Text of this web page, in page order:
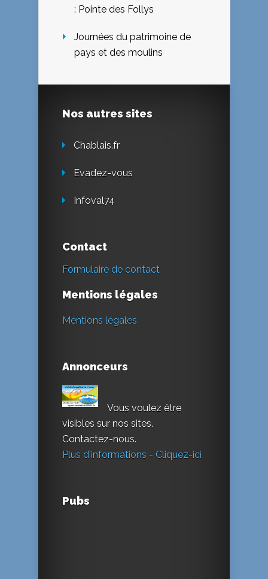
: Pointe des Follys
Journées du patrimoine de
pays et des moulins
Nos autres sites
Chablais.fr
Evadez-vous
Infoval74
Contact
Formulaire de contact
Mentions légales
Mentions légales
Annonceurs
Vous voulez être
visibles sur nos sites.
Contactez-nous.
Plus d'informations - Cliquez-ici
Pubs